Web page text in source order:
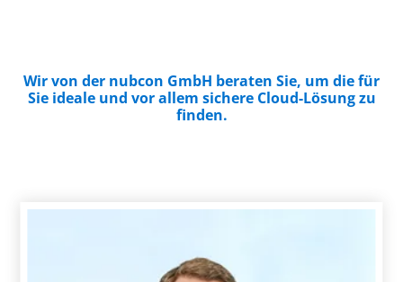
Wir von der nubcon GmbH beraten Sie, um die für
Sie ideale und vor allem sichere Cloud-Lösungzu
finden.